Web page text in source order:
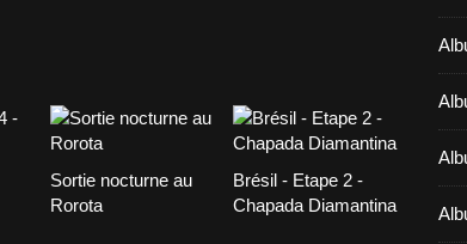
Sortie nocturne au
Rorota
Brésil - Etape 2 -
Chapada Diamantina